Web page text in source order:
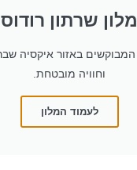
מלון שרתון רודוס
וחוויה מובטחת.
לעמוד המלון